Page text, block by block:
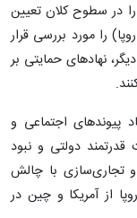
در سطوح کلان تعیین
را مورد بررسی قرار
نهادهای حمایتی بر
پیوندهای اجتماعی و
دولتی و نبود
و تجاری‌سازی با چالش
از آمریکا و چین در